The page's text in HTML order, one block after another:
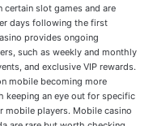
slot games and are
days following the first
provides ongoing
such as weekly and monthly
and exclusive VIP rewards.
mobile becoming more
keeping an eye out for specific
mobile players. Mobile casino